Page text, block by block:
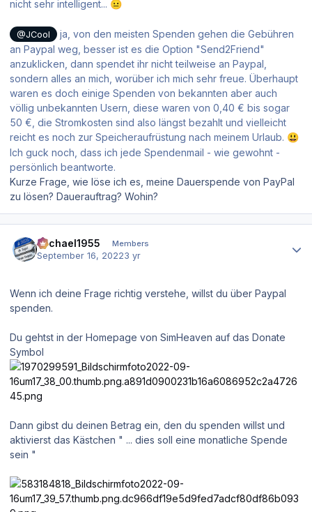
nicht sehr intelligent... 😐
@JCool
ja, von den meisten Spenden gehen die Gebühren
an Paypal weg, besser ist es die Option "Send2Friend"
anzuklicken, dann spendet ihr nicht teilweise an Paypal,
sondern alles an mich, worüber ich mich sehr freue. Überhaupt
waren es doch einige Spenden von bekannten aber auch
völlig unbekannten Usern, diese waren von 0,40 € bis sogar
50 €, die Stromkosten sind also längst bezahlt und vielleicht
reicht es noch zur Speicheraufrüstung nach meinem Urlaub. 😃
Ich guck noch, dass ich jede Spendenmail - wie gewohnt -
persönlich beantworte.
Kurze Frage, wie löse ich es, meine Dauerspende von PayPal
zu lösen? Dauerauftrag? Wohin?
Michael1955 Members
September 16, 20223 yr
Wenn ich deine Frage richtig verstehe, willst du über Paypal
spenden.
Du gehtst in der Homepage von SimHeaven auf das Donate
Symbol
Dann gibst du deinen Betrag ein, den du spenden willst und
aktivierst das Kästchen " ... dies soll eine monatliche Spende
sein "